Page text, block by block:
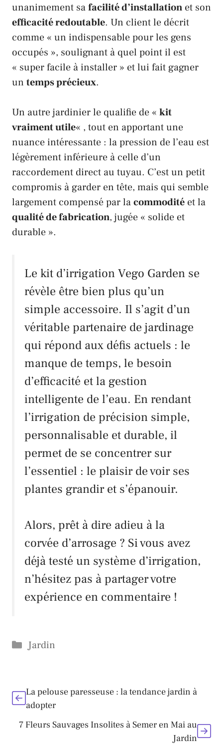
unanimement safacilité d’installation et son
efficacité redoutable. Un client le décrit
comme « un indispensable pour les gens
occupés », soulignant à quel point il est
« super facile à installer » et lui fait gagner
un temps précieux.
Un autre jardinier le qualifie de « kit
vraiment utile« , tout en apportant une
nuance intéressante : la pression de l’eau est
légèrement inférieure à celle d’un
raccordement direct au tuyau. C’est un petit
compromis à garder en tête, mais qui semble
largement compensé par lacommodité et la
qualité de fabrication, jugée « solide et
durable ».
Le kit d’irrigationVego Garden se
révèle être bien plus qu’un
simple accessoire. Il s’agit d’un
véritable partenaire de jardinage
qui répond aux défis actuels : le
manque de temps, le besoin
d’efficacité et la gestion
intelligente de l’eau. En rendant
l’irrigation de précision simple,
personnalisable et durable, il
permet de se concentrer sur
l’essentiel : le plaisir de voir ses
plantes grandir et s’épanouir.
Alors, prêt à dire adieu à la
corvée d’arrosage ? Si vous avez
déjà testé un système d’irrigation,
n’hésitez pas à partager votre
expérience en commentaire !
Catégories
Jardin
La pelouse paresseuse : la tendance jardin à
adopter
7 Fleurs Sauvages Insolites à Semer en Mai au
Jardin